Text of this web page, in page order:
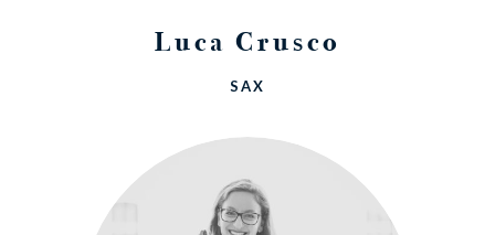
Luca Crusco
SAX